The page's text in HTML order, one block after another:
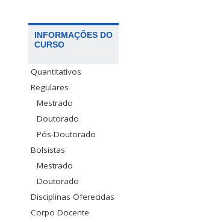
INFORMAÇÕES DO
CURSO
Quantitativos
Regulares
Mestrado
Doutorado
Pós-Doutorado
Bolsistas
Mestrado
Doutorado
Disciplinas Oferecidas
Corpo Docente